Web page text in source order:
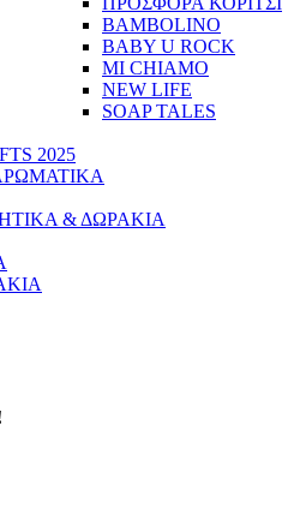
BAMBOLINO
BABY U ROCK
MI CHIAMO
NEW LIFE
SOAP TALES
2025
& ΔΩΡΑΚΙΑ